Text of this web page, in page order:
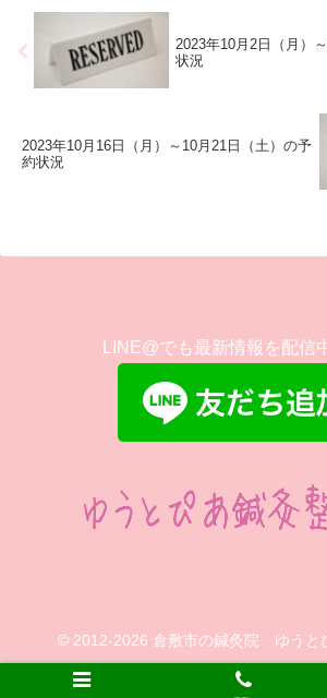
2023年10月2日（月）
状況
2023年10月16日（月）～10月21日（土）の予
約状況
LINE@でも最新情報を配信
© 2012-2026 倉敷市の鍼灸院 ゆうと